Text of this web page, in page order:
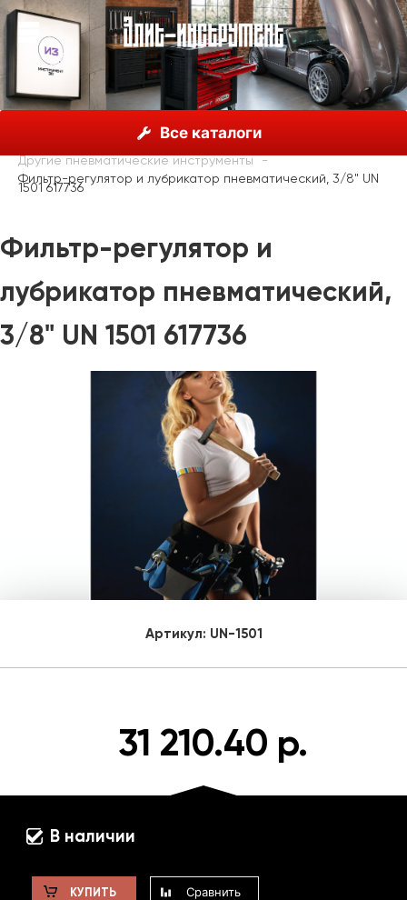
Все каталоги
Unior, Словения
Пневматические инструменты
Другие пневматические инструменты
Фильтр-регулятор и лубрикатор пневматический, 3/8" UN
1501 617736
Фильтр-регулятор и
лубрикатор пневматический,
3/8" UN 1501 617736
Артикул: UN-1501
31 210.40 р.
В наличии
КУПИТЬ Сравнить